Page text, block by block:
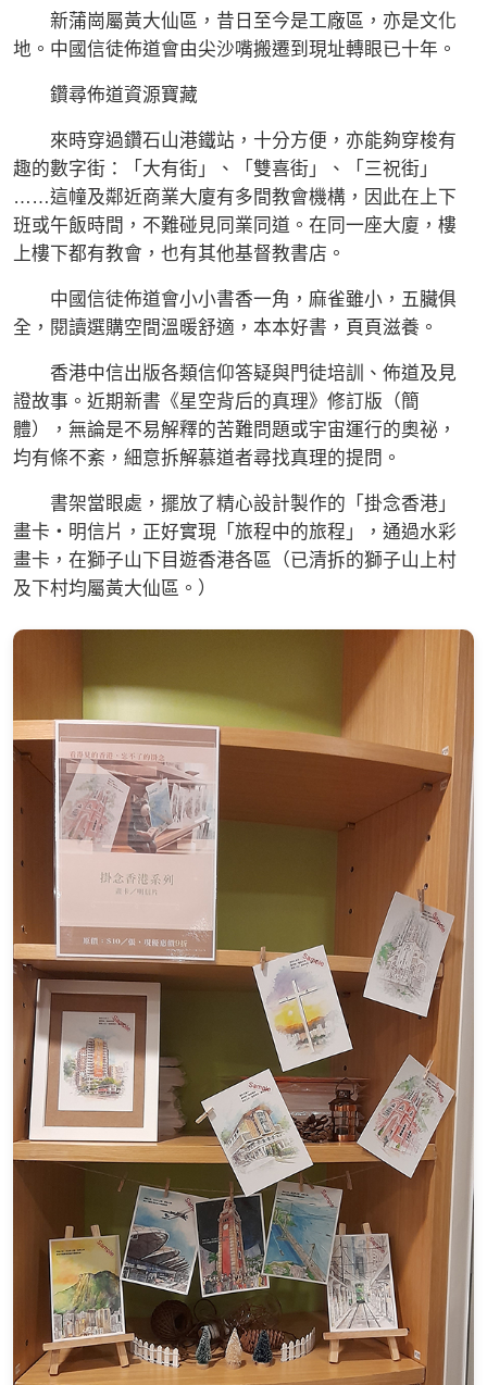
新蒲崗屬黃大仙區，昔日至今是工廠區，亦是文化
地。中國信徒佈道會由尖沙嘴搬遷到現址轉眼已十年。
鑽尋佈道資源寶藏
來時穿過鑽石山港鐵站，十分方便，亦能夠穿梭有
趣的數字街：「大有街」、「雙喜街」、「三祝街」
……這幢及鄰近商業大廈有多間教會機構，因此在上下
班或午飯時間，不難碰見同業同道。在同一座大廈，樓
上樓下都有教會，也有其他基督教書店。
中國信徒佈道會小小書香一角，麻雀雖小，五臟俱
全，閱讀選購空間溫暖舒適，本本好書，頁頁滋養。
香港中信出版各類信仰答疑與門徒培訓、佈道及見
證故事。近期新書《星空背后的真理》修訂版（簡
體），無論是不易解釋的苦難問題或宇宙運行的奧祕，
均有條不紊，細意拆解慕道者尋找真理的提問。
書架當眼處，擺放了精心設計製作的「掛念香港」
畫卡‧明信片，正好實現「旅程中的旅程」，通過水彩
畫卡，在獅子山下目遊香港各區（已清拆的獅子山上村
及下村均屬黃大仙區。）